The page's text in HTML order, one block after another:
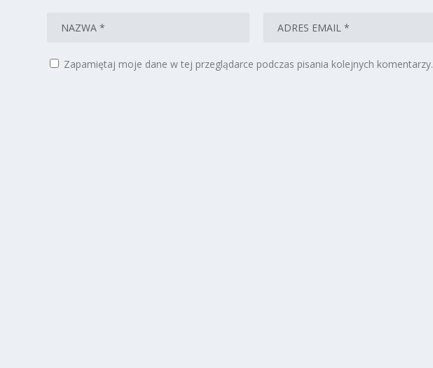
Zapamiętaj moje dane w tej przeglądarce podczas pisania kolejnych komentarzy.